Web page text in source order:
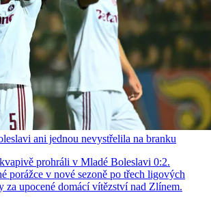
ani jednou nevystřelila na branku
prohráli v Mladé Boleslavi 0:2.
porážce v nové sezoně po třech ligových
za upocené domácí vítězství nad Zlínem.